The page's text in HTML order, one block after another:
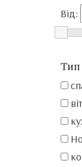
Від:
Тип